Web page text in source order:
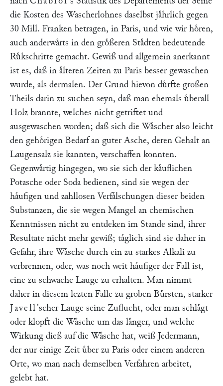
die Kosten des Wascherlohnes daselbst jaͤhrlich gegen
30 Mill. Franken betragen, in Paris, und wie wir hoͤren,
auch anderwaͤrts in den groͤßeren Staͤdten bedeutende
Ruͤkschritte gemacht. Gewiß und allgemein anerkannt
ist es, daß in aͤlteren Zeiten zu Paris besser gewaschen
wurde, als dermalen. Der Grund hievon duͤrfte großen
Theils darin zu suchen seyn, daß man ehemals uͤberall
Holz brannte, welches nicht getriftet und
ausgewaschen worden; daß sich die Waͤscher also leicht
den gehoͤrigen Bedarf an guter Asche, deren Gehalt an
Laugensalz sie kannten, verschaffen konnten.
Gegenwaͤrtig hingegen, wo sie sich der kaͤuflichen
Potasche oder Soda bedienen, sind sie wegen der
haͤufigen und zahllosen Verfaͤlschungen dieser beiden
Substanzen, die sie wegen Mangel an chemischen
Kenntnissen nicht zu entdeken im Stande sind, ihrer
Resultate nicht mehr gewiß; taͤglich sind sie daher in
Gefahr, ihre Waͤsche durch ein zu starkes Alkali zu
verbrennen, oder, was noch weit haͤufiger der Fall ist,
eine zu schwache Lauge zu erhalten. Man nimmt
daher in diesem lezten Falle zu groben Buͤrsten, starker
Javell 'scher Lauge seine Zuflucht, oder man schlaͤgt
oder klopft die Waͤsche um das laͤnger, und welche
Wirkung dieß auf die Waͤsche hat, weiß Jedermann,
der nur einige Zeit uͤber zu Paris oder einem anderen
Orte, wo man nach demselben Verfahren arbeitet,
gelebt hat.